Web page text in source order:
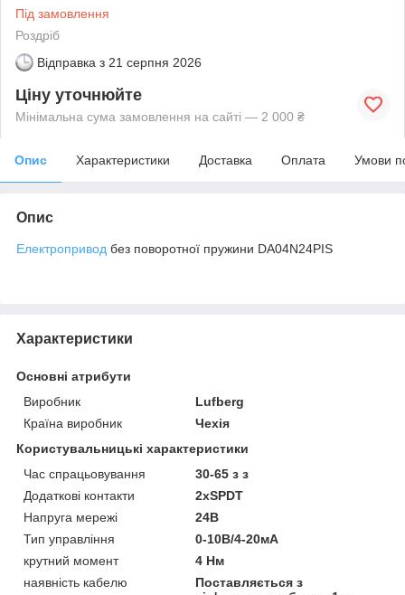
Під замовлення
Роздріб
Відправка з 21 серпня 2026
Ціну уточнюйте
Мінімальна сума замовлення на сайті — 2 000 ₴
Опис Характеристики Доставка Оплата Умови
Опис
Електропривод без поворотної пружини DA04N24PIS
Характеристики
Основні атрибути
Виробник
Lufberg
Країна виробник
Чехія
Користувальницькі характеристики
Час спрацьовування
30-65 з з
Додаткові контакти
2хSPDT
Напруга мережі
24В
Тип управління
0-10В/4-20мА
крутний момент
4 Нм
наявність кабелю
Поставляється з